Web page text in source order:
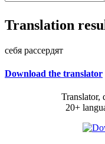
Translation
себя рассердят
Download the translator
Translator,
20+